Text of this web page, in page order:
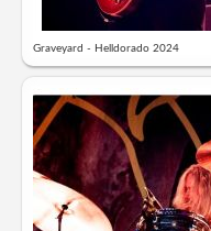
Graveyard - Helldorado 2024